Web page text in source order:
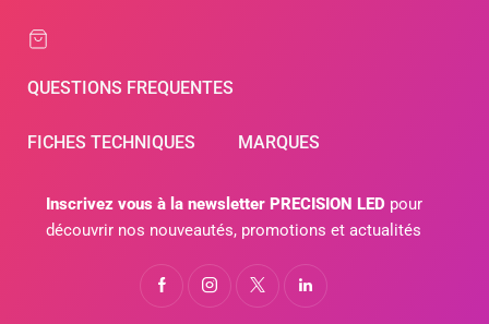
QUESTIONS FREQUENTES
FICHES TECHNIQUES MARQUES
Inscrivez vous à la newsletter PRECISION LEDpour
découvrir nos nouveautés, promotions et actualités